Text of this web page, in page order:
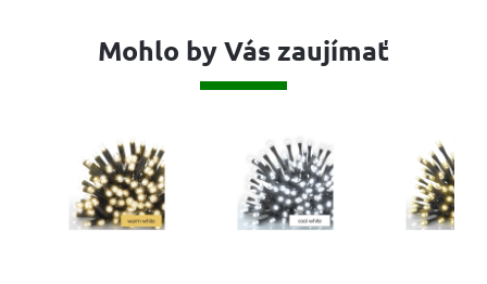
Mohlo by Vás zaujímať